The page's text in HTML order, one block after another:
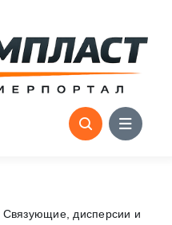
Связующие, дисперсии и